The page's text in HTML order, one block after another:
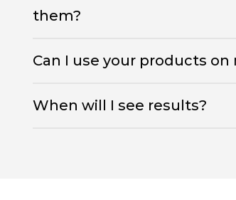
them?
Can I use your products
When will I see results?